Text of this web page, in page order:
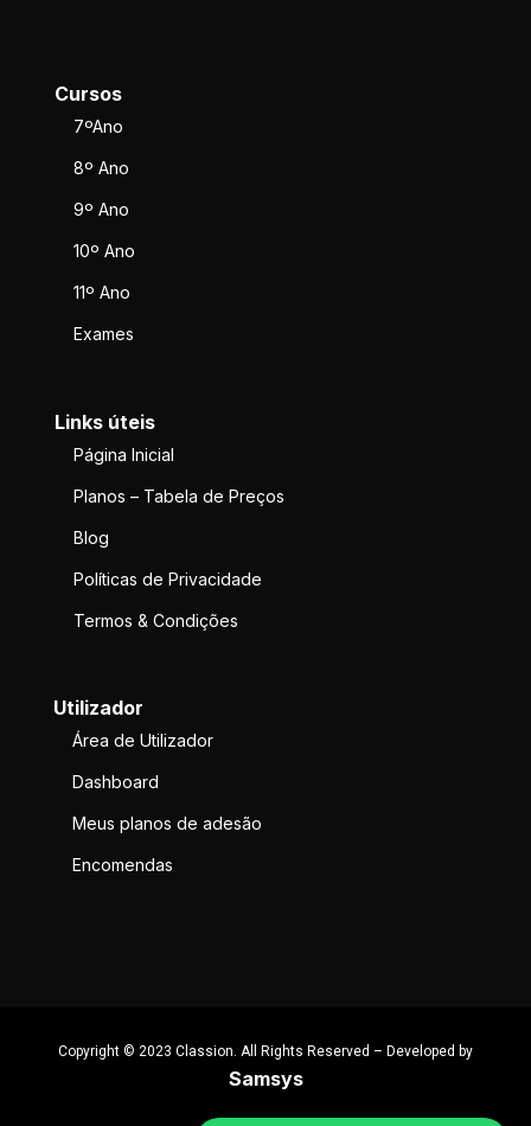
Cursos
7ºAno
8º Ano
9º Ano
10º Ano
11º Ano
Exames
Links úteis
Página Inicial
Planos – Tabela de Preços
Blog
Políticas de Privacidade
Termos & Condições
Utilizador
Área de Utilizador
Dashboard
Meus planos de adesão
Encomendas
Copyright © 2023 Classion. All Rights Reserved – Developed by
Samsys